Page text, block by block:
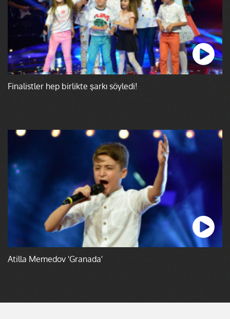
Finalistler hep birlikte şarkı söyledi!
Atilla Memedov 'Granada'